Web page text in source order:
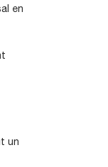
en
un